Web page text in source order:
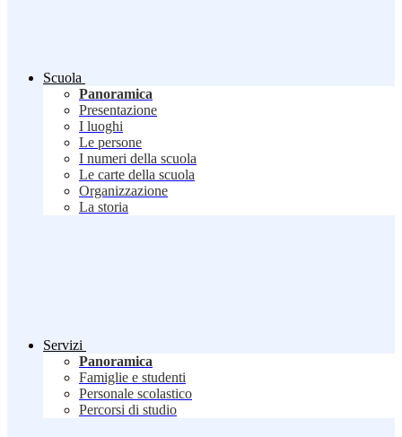
Scuola
Panoramica
Presentazione
I luoghi
Le persone
I numeri della scuola
Le carte della scuola
Organizzazione
La storia
Servizi
Panoramica
Famiglie e studenti
Personale scolastico
Percorsi di studio